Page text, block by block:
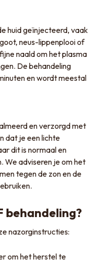
huid geïnjecteerd, vaak
neus-lippenplooi of
naald om het plasma
De behandeling
en wordt meestal
en verzorgd met
dat je een lichte
dit is normaal en
We adviseren je om het
tegen de zon en de
behandeling?
nazorginstructies:
om het herstel te